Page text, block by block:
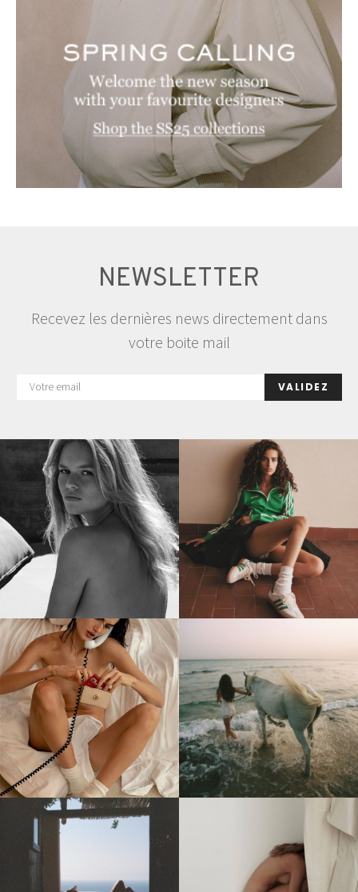
NEWSLETTER
Recevez les dernières news directement dans
votre boite mail
VALIDEZ